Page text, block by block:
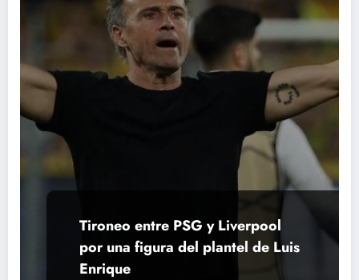
Tironeo entre PSG y Liverpool
por una figura del plantel de Luis
Enrique